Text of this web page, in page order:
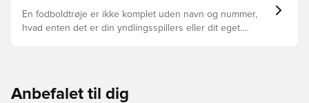
En fodboldtrøje er ikke komplet uden navn og nummer,
hvad enten det er din yndlingsspillers eller dit eget.
Anbefalet til dig